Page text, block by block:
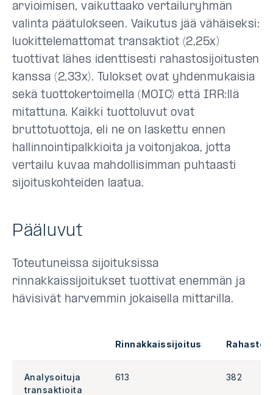
arvioimisen, vaikuttaako vertailuryhmän
valinta päätulokseen. Vaikutus jää vähäiseksi:
luokittelemattomat transaktiot (2,25x)
tuottivat lähes identtisesti rahastosijoitusten
kanssa (2,33x). Tulokset ovat yhdenmukaisia
sekä tuottokertoimella (MOIC) että IRR:llä
mitattuna. Kaikki tuottoluvut ovat
bruttotuottoja, eli ne on laskettu ennen
hallinnointipalkkioita ja voitonjakoa, jotta
vertailu kuvaa mahdollisimman puhtaasti
sijoituskohteiden laatua.
Pääluvut
Toteutuneissa sijoituksissa
rinnakkaissijoitukset tuottivat enemmän ja
hävisivät harvemmin jokaisella mittarilla.
Rinnakkaissijoitus
Analysoituja
transaktioita
613 382